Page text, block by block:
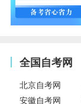
全国自考网
北京自考网
安徽自考网